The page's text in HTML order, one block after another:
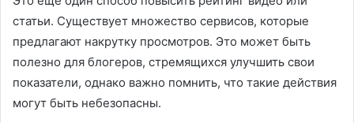
статьи. Существует множество сервисов, которые
предлагают накрутку просмотров. Это может быть
полезно для блогеров, стремящихся улучшить свои
показатели, однако важно помнить, что такие действия
могут быть небезопасны.